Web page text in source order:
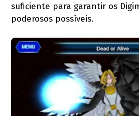
suficiente para garantir os
poderosos possíveis.